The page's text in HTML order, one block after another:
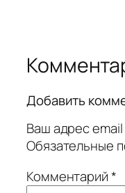
Добавить
Ваш адрес
Обязательные
Комментарий*